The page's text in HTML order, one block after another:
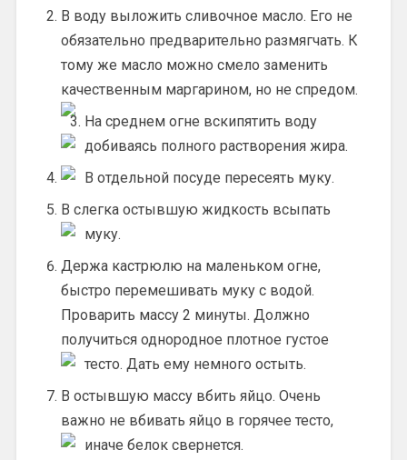
В воду выложить сливочное масло. Его не
обязательно предварительно размягчать. К
тому же масло можно смело заменить
качественным маргарином, но не спредом.
На среднем огне вскипятить воду
добиваясь полного растворения жира.
В отдельной посуде пересеять муку.
В слегка остывшую жидкость всыпать
муку.
Держа кастрюлю на маленьком огне,
быстро перемешивать муку с водой.
Проварить массу 2 минуты. Должно
получиться однородное плотное густое
тесто. Дать ему немного остыть.
В остывшую массу вбить яйцо. Очень
важно не вбивать яйцо в горячее тесто,
иначе белок свернется.